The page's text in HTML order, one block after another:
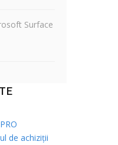
Surface
de achiziții